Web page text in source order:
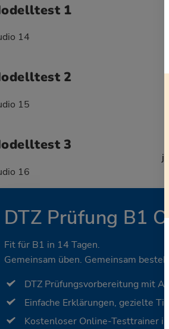
1
14
2
15
3
16
DTZ Prüfung B1
Fit für B1 in 14 Tagen.
Gemeinsam üben. Gemeinsam
DTZ Prüfungsvorbereitung mit
Einfache Erklärungen, gezielte
Kostenloser Online-Testtrainer
j